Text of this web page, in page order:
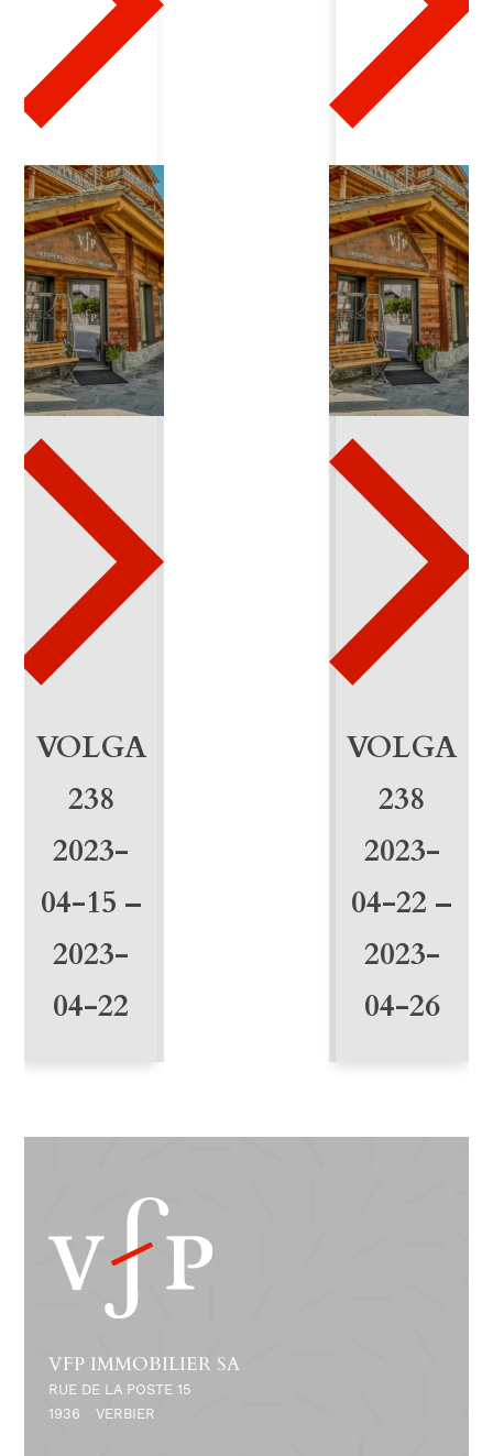
2
2
2
0
2
4
-
0
0
-
VOLGA
238
2023-
04-15 –
2023-
04-22
VOLGA
238
2023-
04-22 –
2023-
04-26
VFP IMMOBILIER SA
RUE DE LA POSTE 15
1936
VERBIER